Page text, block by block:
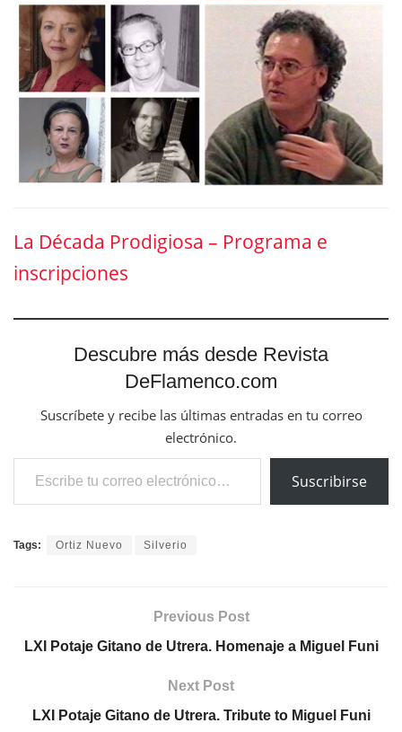
La Década Prodigiosa – Programa e
inscripciones
Descubre más desde Revista
DeFlamenco.com
Suscríbete y recibe las últimas entradas en tu correo
electrónico.
Escribe tu correo electrónico…
Suscribirse
Tags: Ortiz Nuevo Silverio
Previous Post
LXI Potaje Gitano de Utrera. Homenaje a Miguel Funi
Next Post
LXI Potaje Gitano de Utrera. Tribute to Miguel Funi